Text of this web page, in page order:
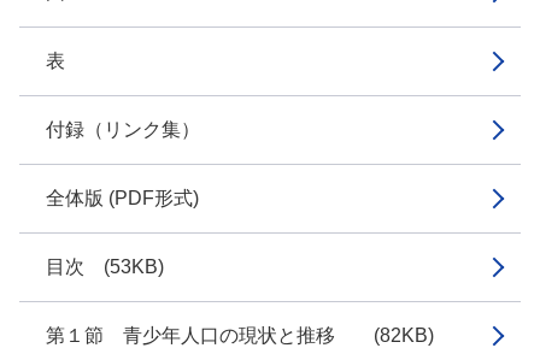
表
付録（リンク集）
全体版 (PDF形式)
目次 (53KB)
第１節 青少年人口の現状と推移 (82KB)